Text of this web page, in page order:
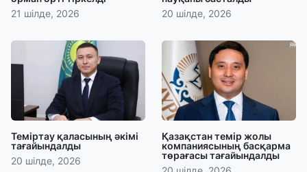
21 шілде, 2026
20 шілде, 2026
Теміртау қаласының әкімі
тағайындалды
20 шілде, 2026
Қазақстан темір жолы
компаниясының басқарма
төрағасы тағайындалды